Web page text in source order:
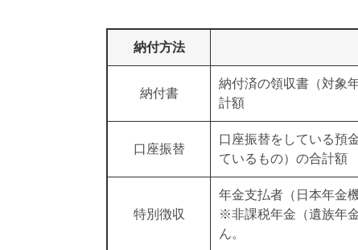
納付方法
納付書
納付済の領収書（対象
計額
口座振替
口座振替をしている預
ているもの）の合計額
特別徴収
年金支払者（日本年金
※非課税年金（遺族年
ん。